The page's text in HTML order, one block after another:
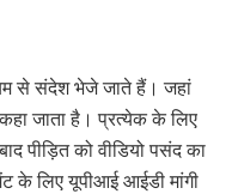
से संदेश भेजे जाते हैं। जहां
जाता है। प्रत्येक के लिए
पीड़ित को वीडियो पसंद का
के लिए यूपीआई आईडी मांगी